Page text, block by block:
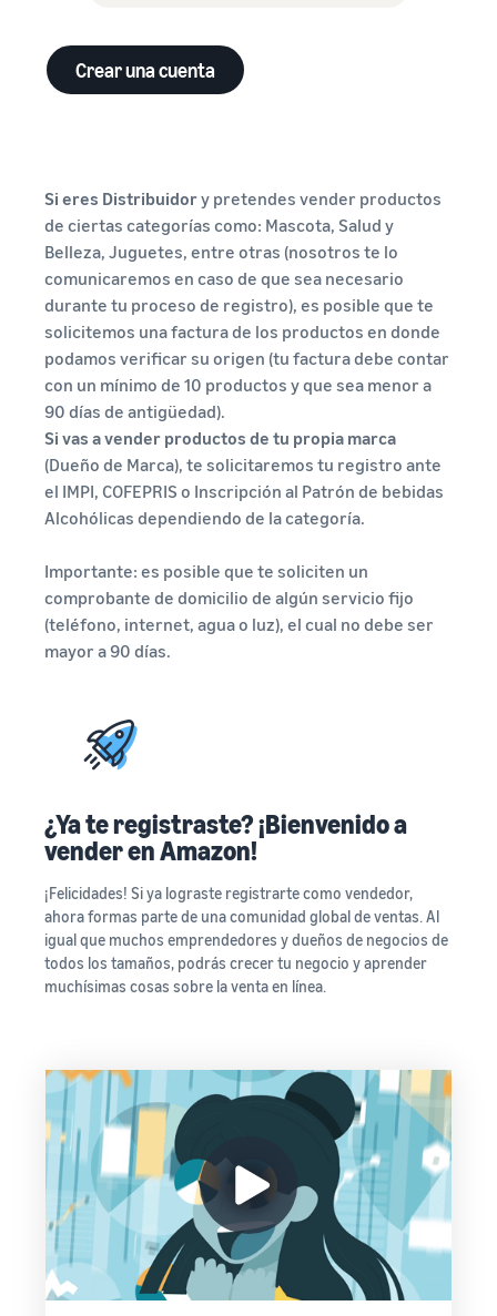
Crear una cuenta
Si eres Distribuidory pretendes vender productos
de ciertas categorías como: Mascota, Salud y
Belleza, Juguetes, entre otras (nosotros te lo
comunicaremos en caso de que sea necesario
durante tu proceso de registro), es posible que te
solicitemos una factura de los productos en donde
podamos verificar su origen (tu factura debe contar
con un mínimo de 10 productos y que sea menor a
90 días de antigüedad).
Si vas a vender productos de tu propia marca
(Dueño de Marca), te solicitaremos tu registro ante
el IMPI, COFEPRIS o Inscripción al Patrón de bebidas
Alcohólicas dependiendo de la categoría.
Importante: es posible que te soliciten un
comprobante de domicilio de algún servicio fijo
(teléfono, internet, agua o luz), el cual no debe ser
mayor a 90 días.
¿Ya te registraste? ¡Bienvenido a
vender en Amazon!
¡Felicidades! Si ya lograste registrarte como vendedor,
ahora formas parte de una comunidad global de ventas. Al
igual que muchos emprendedores y dueños de negocios de
todos los tamaños, podrás crecer tu negocio y aprender
muchísimas cosas sobre la venta en línea.